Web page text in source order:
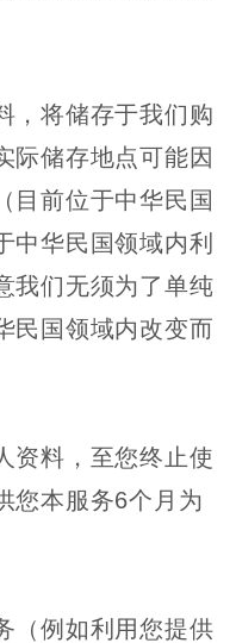
，将储存于我们购
际储存地点可能因
目前位于中华民国
中华民国领域内利
我们无须为了单纯
民国领域内改变而
资料，至您终止使
您本服务6个月为
（例如利用您提供